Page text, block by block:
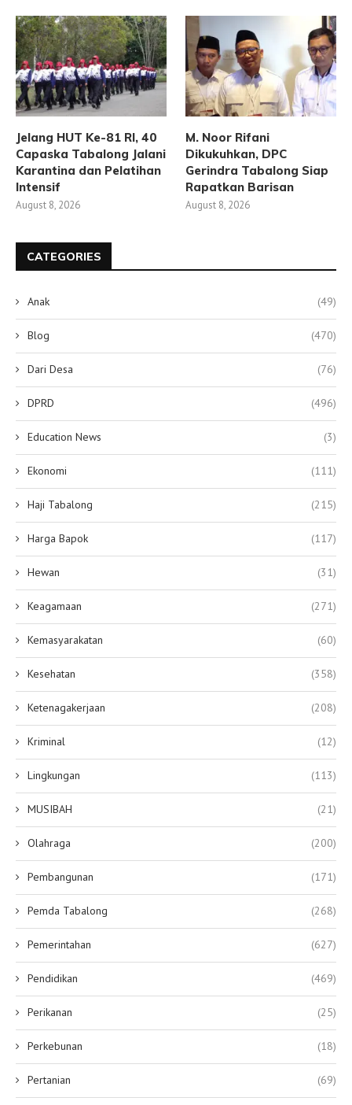
Jelang HUT Ke-81 RI, 40
Capaska Tabalong Jalani
Karantina dan Pelatihan
Intensif
August 8, 2026
M. Noor Rifani
Dikukuhkan, DPC
Gerindra Tabalong Siap
Rapatkan Barisan
August 8, 2026
CATEGORIES
Anak (49)
Blog (470)
Dari Desa (76)
DPRD (496)
Education News (3)
Ekonomi (111)
Haji Tabalong (215)
Harga Bapok (117)
Hewan (31)
Keagamaan (271)
Kemasyarakatan (60)
Kesehatan (358)
Ketenagakerjaan (208)
Kriminal (12)
Lingkungan (113)
MUSIBAH (21)
Olahraga (200)
Pembangunan (171)
Pemda Tabalong (268)
Pemerintahan (627)
Pendidikan (469)
Perikanan (25)
Perkebunan (18)
Pertanian (69)